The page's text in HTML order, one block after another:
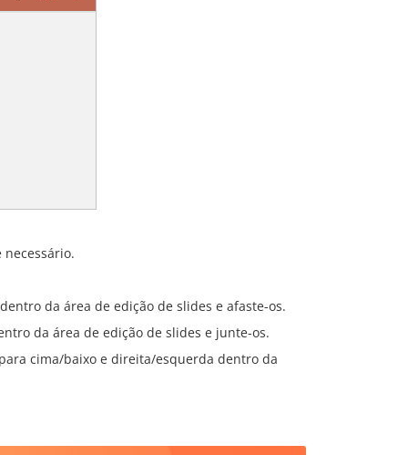
da área de edição de slides e afaste-os.
da área de edição de slides e junte-os.
cima/baixo e direita/esquerda dentro da